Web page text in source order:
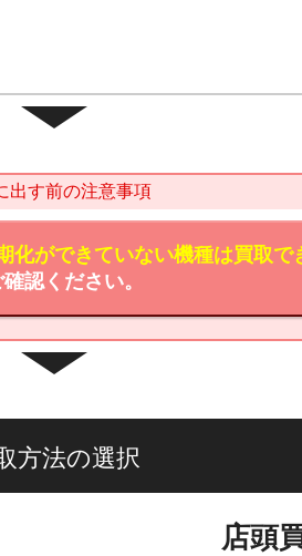
出す前の注意事項
化ができていない機種は買取で
認ください。
方法の選択
店頭